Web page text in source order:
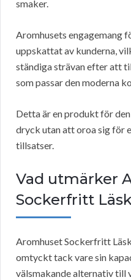
smaker.
Aromhusets engagemang
uppskattat av kunderna,
ständiga strävan efter att
som passar den moderna
Detta är en produkt för
dryck utan att oroa sig för
tillsatser.
Vad utmärker
Sockerfritt
Aromhuset Sockerfritt
omtyckt tack vare sin
välsmakande alternativ till